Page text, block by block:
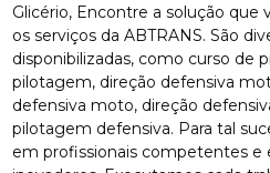
Glicério, Encontre a solução que
os serviços da ABTRANS. São
disponibilizadas, como curso de
pilotagem, direção defensiva
defensiva moto, direção
pilotagem defensiva. Para tal
em profissionais competentes